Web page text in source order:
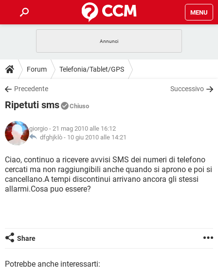
MENU
INTRATTENIMENTO ANDROID
iOS
INSTAGRAM
TIKTOK
HARDWARE
GUIDE
COVID-19 GAMING
INSTAGRAM
TIKTOK
HARDWARE
DOWNLOAD
COVID-19
INTRATTENIMENTO
iOS WINDOWS 10
INSTAGRAM WHATSAPP
TIKTOK FACEBOOK
HARDWARE
FORUM
COVID-19
INTRATTENIMENTO
iOS WINDOWS 10
INSTAGRAM WHATSAPP
GLOSSARIO
COVID-19 GAMING
INTRATTENIMENTO ANDROID
iOS
HARDWARE
Forum Telefonia/Tablet/GPS
Precedente Successivo
Ripetuti sms Chiuso
giorgio - 21 mag 2010 alle 16:12
dfghjklò - 10 giu 2010 alle 14:21
Ciao, continuo a ricevere avvisi SMS dei numeri di telefono
cercati ma non raggiungibili anche quando si aprono e poi si
cancellano.A tempi discontinui arrivano ancora gli stessi
allarmi.Cosa puo essere?
Share
Potrebbe anche interessarti: